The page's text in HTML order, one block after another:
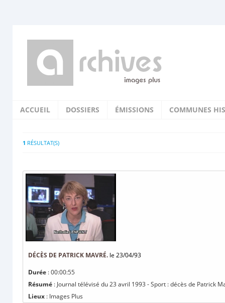
ACCUEIL DOSSIERS ÉMISSIONS COMMUNES
1 RÉSULTAT(S)
DÉCÈS DE PATRICK MAVRÉ. le 23/04/93
Durée : 00:00:55
Résumé : Journal télévisé du 23 avril 1993 - Sport : décès de Patrick
Lieux : Images Plus